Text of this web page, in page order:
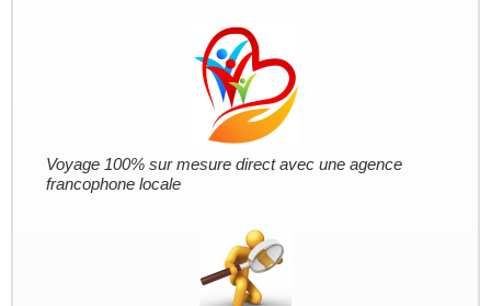
Voyage 100% sur mesure direct avec une agence
francophone locale